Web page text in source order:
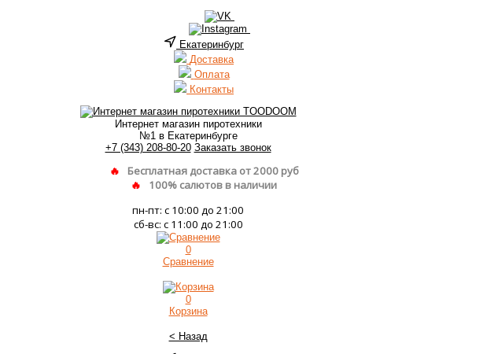
Екатеринбург
Доставка
Оплата
Контакты
Интернет магазин пиротехники
№1 в Екатеринбурге
+7 (343) 208-80-20 Заказать звонок
Бесплатная доставка от 2000 руб
100% салютов в наличии
пн-пт: с 10:00 до 21:00
сб-вс: с 11:00 до 21:00
0
Сравнение
0
Корзина
< Назад